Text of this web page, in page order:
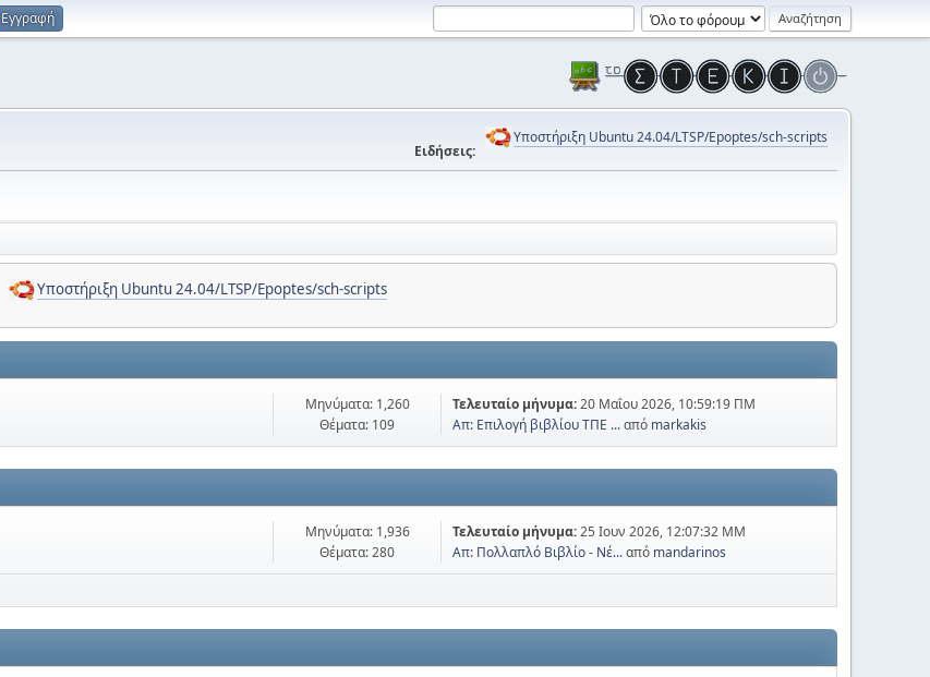
Εγγραφή
Ειδήσεις:
Υποστήριξη Ubuntu 24.04/LTSP/Epoptes/sch-scripts
Υποστήριξη Ubuntu 24.04/LTSP/Epoptes/sch-scripts
Μηνύματα: 1,260
Θέματα: 109
Τελευταίο μήνυμα:20 Μαΐου 2026, 10:59:19 ΠΜ
Απ: Επιλογή βιβλίου ΤΠΕ ...από markakis
Μηνύματα: 1,936
Θέματα: 280
Τελευταίο μήνυμα:25 Ιουν 2026, 12:07:32 ΜΜ
Απ: Πολλαπλό Βιβλίο - Νέ...από mandarinos